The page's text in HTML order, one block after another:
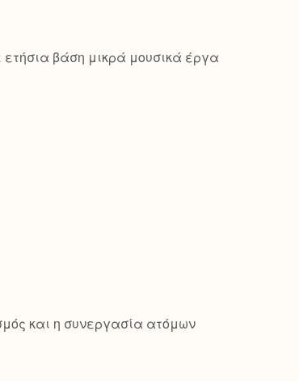
ετήσια βάση μικρά μουσικά έργα
και η συνεργασία ατόμων